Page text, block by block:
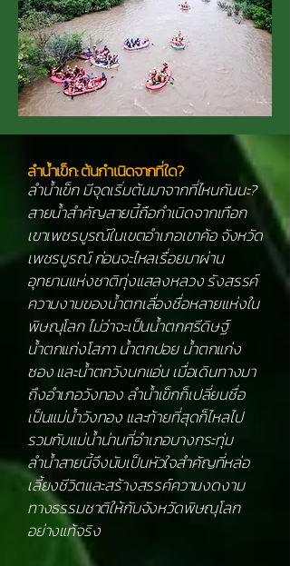
ลำน้ำเข็ก: ต้นกำเนิดจากที่ใด?
ลำน้ำเข็ก มีจุดเริ่มต้นมาจากที่ไหนกันนะ?
สายน้ำสำคัญสายนี้ถือกำเนิดจากเทือก
เขาเพชรบูรณ์ในเขตอำเภอเขาค้อ จังหวัด
เพชรบูรณ์ ก่อนจะไหลเรื่อยมาผ่าน
อุทยานแห่งชาติทุ่งแสลงหลวง รังสรรค์
ความงามของน้ำตกเลื่องชื่อหลายแห่งใน
พิษณุโลก ไม่ว่าจะเป็นน้ำตกศรีดิษฐ์
น้ำตกแก่งโสภา น้ำตกปอย น้ำตกแก่ง
ซอง และน้ำตกวังนกแอ่น เมื่อเดินทางมา
ถึงอำเภอวังทอง ลำน้ำเข็กก็เปลี่ยนชื่อ
เป็นแม่น้ำวังทอง และท้ายที่สุดก็ไหลไป
รวมกับแม่น้ำน่านที่อำเภอบางกระทุ่ม
ลำน้ำสายนี้จึงนับเป็นหัวใจสำคัญที่หล่อ
เลี้ยงชีวิตและสร้างสรรค์ความงดงาม
ทางธรรมชาติให้กับจังหวัดพิษณุโลก
อย่างแท้จริง